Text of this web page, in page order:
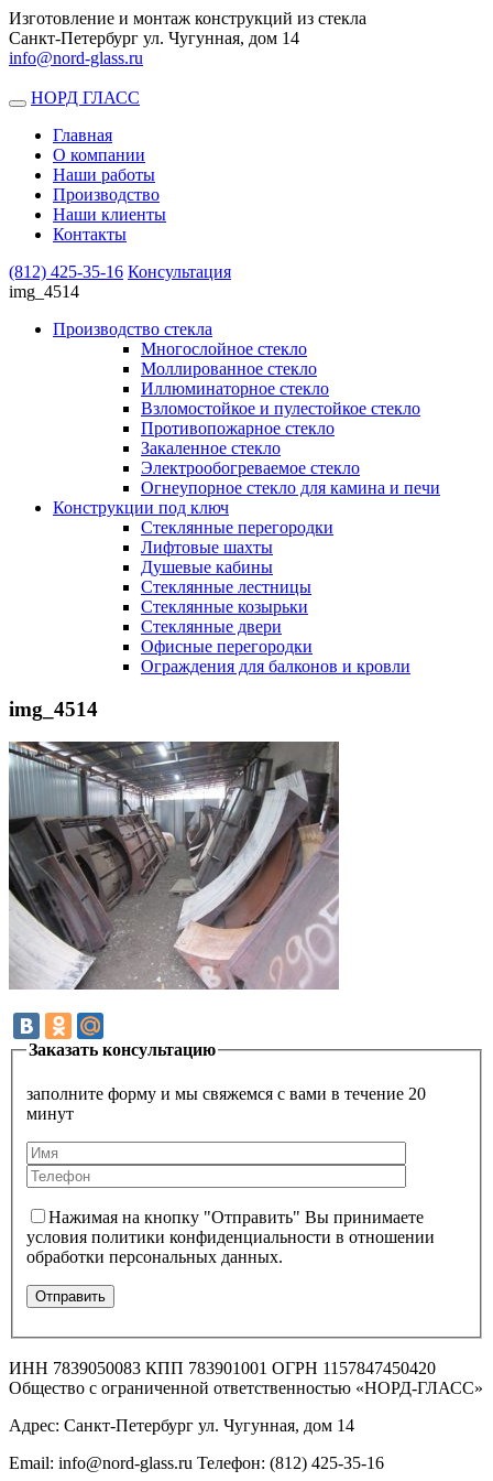
Изготовление и монтаж конструкций из стекла
Санкт-Петербург ул. Чугунная, дом 14
info@nord-glass.ru
Toggle
navigation
НОРД ГЛАСС
Главная
О компании
Наши работы
Производство
Наши клиенты
Контакты
(812) 425-35-16 Консультация
img_4514
Производство стекла
Многослойное стекло
Моллированное стекло
Иллюминаторное стекло
Взломостойкое и пулестойкое стекло
Противопожарное стекло
Закаленное стекло
Электрообогреваемое стекло
Огнеупорное стекло для камина и печи
Конструкции под ключ
Стеклянные перегородки
Лифтовые шахты
Душевые кабины
Cтеклянные лестницы
Cтеклянные козырьки
Cтеклянные двери
Офисные перегородки
Ограждения для балконов и кровли
img_4514
Заказать консультацию
заполните форму и мы свяжемся с вами в течение 20
минут
Нажимая на кнопку "Отправить" Вы принимаете
условия политики конфиденциальности в отношении
обработки персональных данных.
ИНН 7839050083 КПП 783901001 ОГРН 1157847450420
Общество с ограниченной ответственностью «НОРД-ГЛАСС»
Адрес: Санкт-Петербург ул. Чугунная, дом 14
Email: info@nord-glass.ru Телефон: (812) 425-35-16